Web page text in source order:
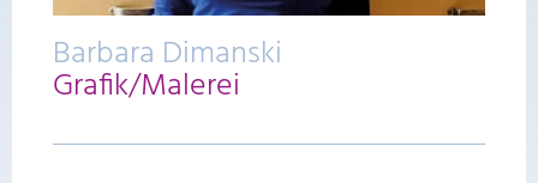
Barbara Dimanski
Grafik/Malerei